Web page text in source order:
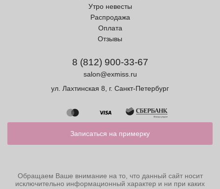
Утро невесты
Распродажа
Оплата
Отзывы
8 (812) 900-33-67
salon@exmiss.ru
ул. Лахтинская 8, г. Санкт-Петербург
Записаться на примерку
Обращаем Ваше внимание на то, что данный сайт носит
исключительно информационный характер и ни при каких